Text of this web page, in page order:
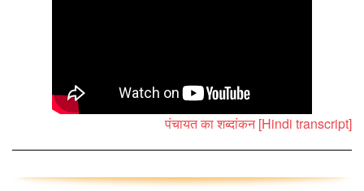
पंचायत का शब्दांकन [Hindi transcript]